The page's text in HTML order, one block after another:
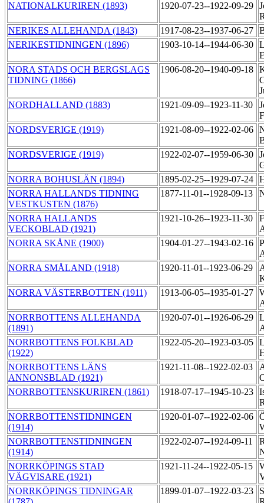
NATIONALKURIREN (1893)
1920-07-23--1922-09-29
NERIKES ALLEHANDA (1843)
1917-08-23--1937-06-27
NERIKESTIDNINGEN (1896)
1903-10-14--1944-06-30
NORA STADS OCH BERGSLAGS
TIDNING (1866)
1906-08-20--1940-09-18
NORDHALLAND (1883)
1921-09-09--1923-11-30
NORDSVERIGE (1919)
1921-08-09--1922-02-06
NORDSVERIGE (1919)
1922-02-07--1959-06-30
NORRA BOHUSLÄN (1894)
1895-02-25--1929-07-24
NORRA HALLANDS TIDNING
VESTKUSTEN (1876)
1877-11-01--1928-09-13
NORRA HALLANDS
VECKOBLAD (1921)
1921-10-26--1923-11-30
NORRA SKÅNE (1900)
1904-01-27--1943-02-16
NORRA SMÅLAND (1918)
1920-11-01--1923-06-29
NORRA VÄSTERBOTTEN (1911)
1913-06-05--1935-01-27
NORRBOTTENS ALLEHANDA
(1891)
1920-07-01--1926-06-29
NORRBOTTENS FOLKBLAD
(1922)
1922-05-20--1923-03-05
NORRBOTTENS LÄNS
ANNONSBLAD (1921)
1921-11-08--1922-02-03
NORRBOTTENSKURIREN (1861)
1918-07-17--1945-10-23
NORRBOTTENSTIDNINGEN
(1914)
1920-01-07--1922-02-06
NORRBOTTENSTIDNINGEN
(1914)
1922-02-07--1924-09-11
NORRKÖPINGS STAD
VÄGVISARE (1921)
1921-11-24--1922-05-15
NORRKÖPINGS TIDNINGAR
1899-01-07--1922-03-23